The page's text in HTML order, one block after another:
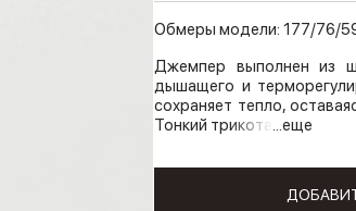
Обмеры модели: 177/76/
Джемпер выполнен из
дышащего и
сохраняет тепло,
Тонкий трикота ...еще